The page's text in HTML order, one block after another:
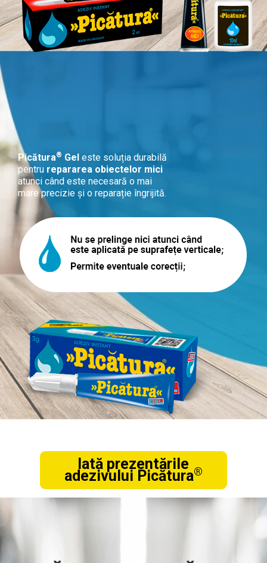
Picătura® Gel este soluția durabilă
pentru repararea obiectelor mici
atunci când este necesară o mai
mare precizie și o reparație îngrijită.
Iată prezentările
adezivului Picătura®